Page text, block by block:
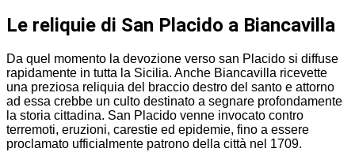
Le reliquie di San Placido a Biancavilla
Da quel momento la devozione verso san Placido si diffuse
rapidamente in tutta la Sicilia. Anche Biancavilla ricevette
una preziosa reliquia del braccio destro del santo e attorno
ad essa crebbe un culto destinato a segnare profondamente
la storia cittadina. San Placido venne invocato contro
terremoti, eruzioni, carestie ed epidemie, fino a essere
proclamato ufficialmente patrono della città nel 1709.